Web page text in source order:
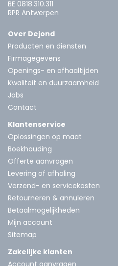
BE 0818.310.311
RPR Antwerpen
Over Dejond
Producten en diensten
Firmagegevens
Openings- en afhaaltijden
Kwaliteit en duurzaamheid
Jobs
Contact
Klantenservice
Oplossingen op maat
Boekhouding
Offerte aanvragen
Levering of afhaling
Verzend- en servicekosten
Retourneren & annuleren
Betaalmogelijkheden
Mijn account
Sitemap
Zakelijke klanten